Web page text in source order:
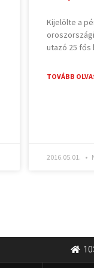
Kijelölte a
utazó 25
TOVÁBB
2016.05.01.